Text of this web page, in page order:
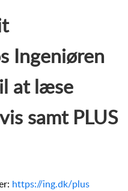
Ingeniøren
at læse
samt PLUS
https://ing.dk/plus